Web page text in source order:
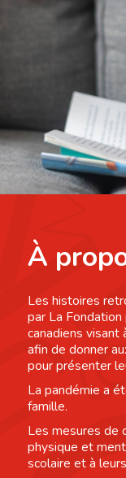
À
Les histoires
par La
canadiens visant
afin de donner
pour présenter
La pandémie a
famille.
Les mesures de
physique et
scolaire et à